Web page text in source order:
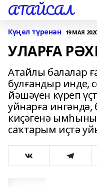
АТАЙСАЛ
Күңел түренән 19 МАЯ
УЛАРҒА
Атайлы балалар
булғандыр инде,
йәшәүен күреп
уйнарға ингәндә,
киҫәгенә
саҡтарым иҫтә